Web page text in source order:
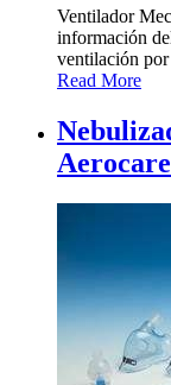
Ventilador
información
ventilación
Read More